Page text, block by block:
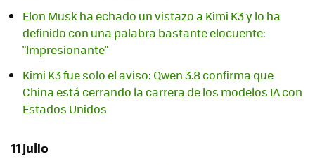
Elon Musk ha echado un vistazo a Kimi K3 y lo ha
definido con una palabra bastante elocuente:
"Impresionante"
Kimi K3 fue solo el aviso: Qwen 3.8 confirma que
China está cerrando la carrera de los modelos IA con
Estados Unidos
11 julio